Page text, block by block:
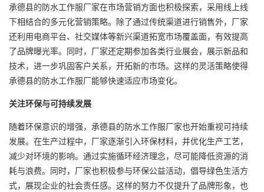
承德县的防水工作服厂家在市场营销方面也积极探索，采用线上线
下相结合的多元化营销策略。除了通过传统渠道进行销售外，厂家
还利用电商平台、社交媒体等新兴渠道拓宽市场覆盖面，有效提高
了品牌曝光率。同时，厂家还定期参加各类行业展会，展示新品和
技术，进一步巩固客户关系，开拓新的市场。这样的灵活策略使得
承德县的防水工作服厂能够快速适应市场变化。
关注环保与可持续发展
随着环保意识的增强，承德县的防水工作服厂家也开始重视可持续
发展。在生产过程中，厂家逐渐引入环保材料，并优化生产工艺，
减少对环境的影响。通过实施循环经济理念，尽可能降低资源的消
耗与浪费。同时，厂家也积极参与环保公益活动，倡导绿色生活方
式，展现企业的社会责任感。这样的努力不仅提升了品牌形象，也